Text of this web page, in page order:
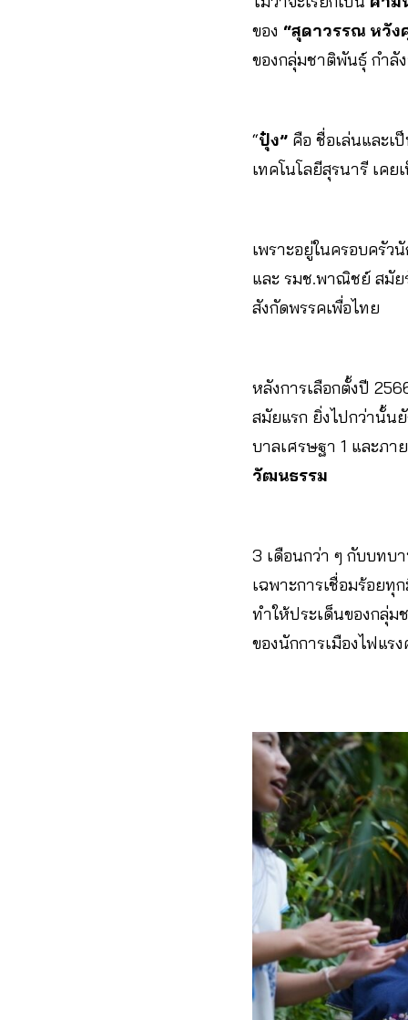
ของ “สุดาวรรณ หวัง
ของกลุ่มชาติพันธุ์ กำลั
“ปุ๋ง” คือ ชื่อเล่นและเ
เทคโนโลยีสุรนารี เค
เพราะอยู่ในครอบครัว
และ รมช.พาณิชย์ สมัย
สังกัดพรรคเพื่อไทย
หลังการเลือกตั้งปี
สมัยแรก ยิ่งไปกว่านั้น
บาลเศรษฐา 1 และภา
วัฒนธรรม
3 เดือนกว่า ๆ กับบทบ
เฉพาะการเชื่อมร้อย
ทำให้ประเด็นของกลุ่
ของนักการเมืองไฟแร